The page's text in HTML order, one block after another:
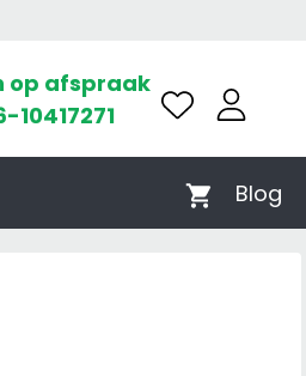
op afspraak
10417271
Blog